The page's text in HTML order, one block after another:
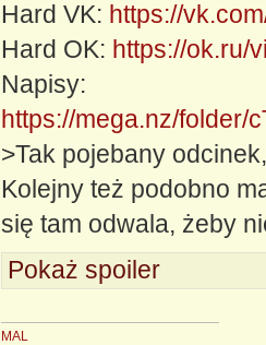
Hard VK: https://
Hard OK: https://ok.ru/
Napisy:
https://mega.nz/folder/
>Tak pojebany
Kolejny też podobno
się tam odwala, żeby
Pokaż spoiler
MAL